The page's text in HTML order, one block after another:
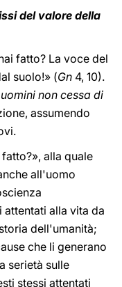
del valore della
fatto? La voce del
suolo!» (Gn 4, 10).
non cessa di
assumendo
alla quale
all'uomo
alla vita da
dell'umanità;
che li generano
serietà sulle
stessi attentati